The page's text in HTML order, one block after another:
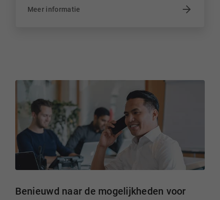
Meer informatie
Benieuwd naar de mogelijkheden voor